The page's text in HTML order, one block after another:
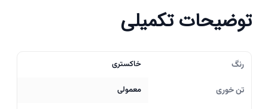
توضیحات تکمیلی
رنگ خاکستری
تن خوری معمولی